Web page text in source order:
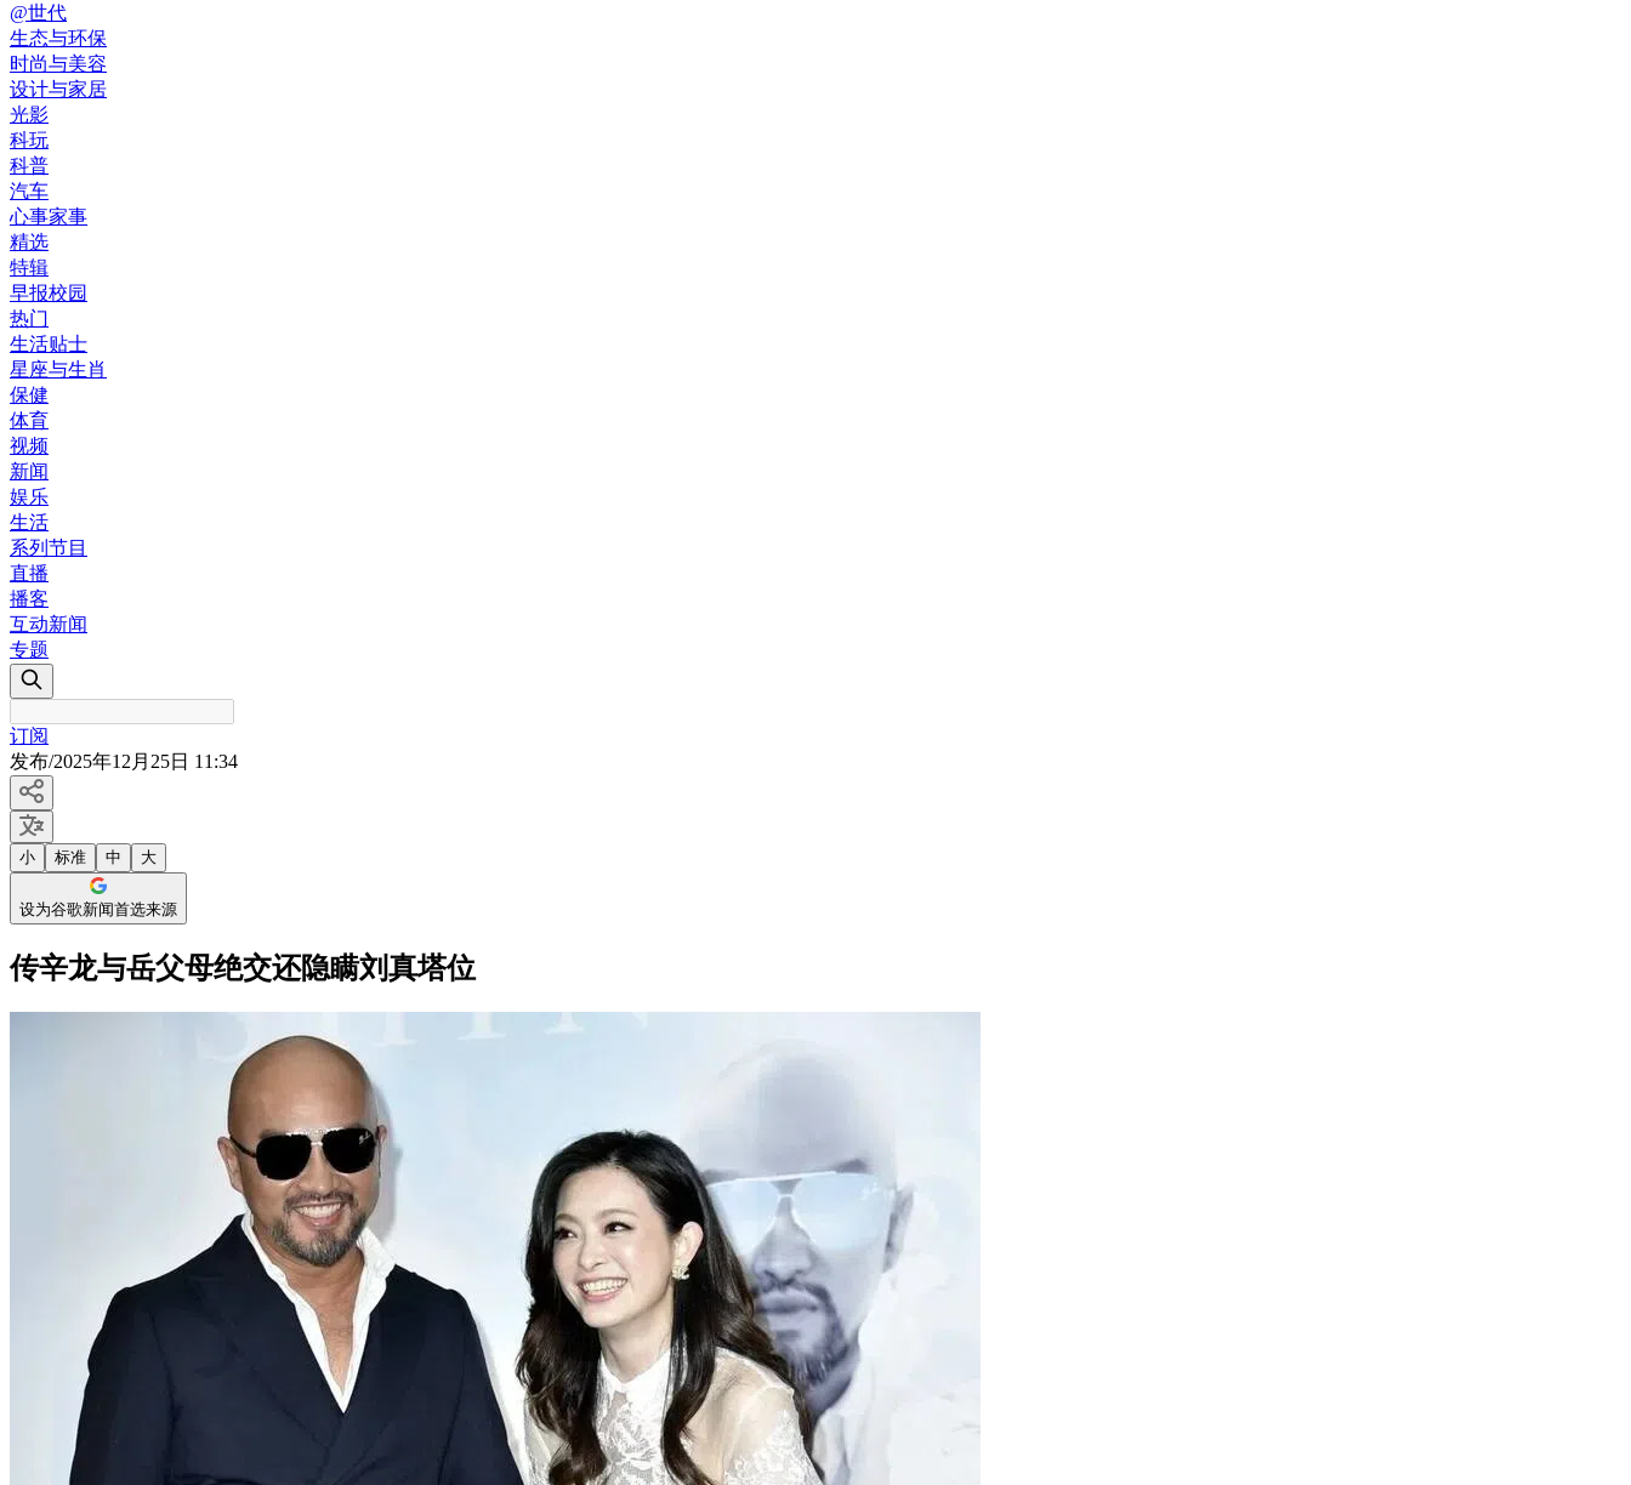
@世代
生态与环保
时尚与美容
设计与家居
光影
科玩
科普
汽车
心事家事
精选
特辑
早报校园
热门
生活贴士
星座与生肖
保健
体育
视频
新闻
娱乐
生活
系列节目
直播
播客
互动新闻
专题
订阅
发布/2025年12月25日 11:34
小 标准 中 大
设为谷歌新闻首选来源
传辛龙与岳父母绝交还隐瞒刘真塔位